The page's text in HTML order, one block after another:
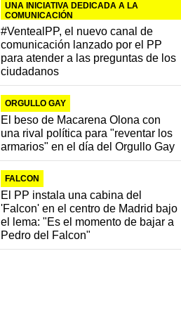
UNA INICIATIVA DEDICADA A LA
COMUNICACIÓN
#VentealPP, el nuevo canal de
comunicación lanzado por el PP
para atender a las preguntas de los
ciudadanos
ORGULLO GAY
El beso de Macarena Olona con
una rival política para "reventar los
armarios" en el día del Orgullo Gay
FALCON
El PP instala una cabina del
'Falcon' en el centro de Madrid bajo
el lema: "Es el momento de bajar a
Pedro del Falcon"